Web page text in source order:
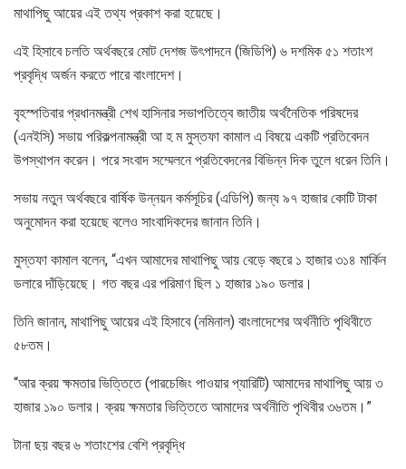
মাথাপিছু আয়ের এই তথ্য প্রকাশ করা হয়েছে।
এই হিসাবে চলতি অর্থবছরে মোট দেশজ উৎপাদনে (জিডিপি) ৬ দশমিক ৫১ শতাংশ
প্রবৃদ্ধি অর্জন করতে পারে বাংলাদেশ।
বৃহস্পতিবার প্রধানমন্ত্রী শেখ হাসিনার সভাপতিত্বে জাতীয় অর্থনৈতিক পরিষদের
(এনইসি) সভায় পরিকল্পনামন্ত্রী আ হ ম মুস্তফা কামাল এ বিষয়ে একটি প্রতিবেদন
উপস্থাপন করেন। পরে সংবাদ সম্মেলনে প্রতিবেদনের বিভিন্ন দিক তুলে ধরেন তিনি।
সভায় নতুন অর্থবছরে বার্ষিক উন্নয়ন কর্মসূচির (এডিপি) জন্য ৯৭ হাজার কোটি টাকা
অনুমোদন করা হয়েছে বলেও সাংবাদিকদের জানান তিনি।
মুস্তফা কামাল বলেন, “এখন আমাদের মাথাপিছু আয় বেড়ে বছরে ১ হাজার ৩১৪ মার্কিন
ডলারে দাঁড়িয়েছে। গত বছর এর পরিমাণ ছিল ১ হাজার ১৯০ ডলার।
তিনি জানান, মাথাপিছু আয়ের এই হিসাবে (নমিনাল) বাংলাদেশের অর্থনীতি পৃথিবীতে
৫৮তম।
“আর ক্রয় ক্ষমতার ভিত্তিতে (পারচেজিং পাওয়ার প্যারিটি) আমাদের মাথাপিছু আয় ৩
হাজার ১৯০ ডলার। ক্রয় ক্ষমতার ভিত্তিতে আমাদের অর্থনীতি পৃথিবীর ৩৬তম।”
টানা ছয় বছর ৬ শতাংশের বেশি প্রবৃদ্ধি